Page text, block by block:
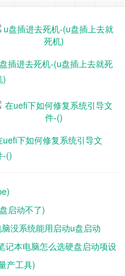
插进去死机-(u盘插上去就死
)
uefi下如何修复系统引导文
-()
启动不了)
没系统能用启动u盘启动
记本电脑怎么选硬盘启动项设
产工具)